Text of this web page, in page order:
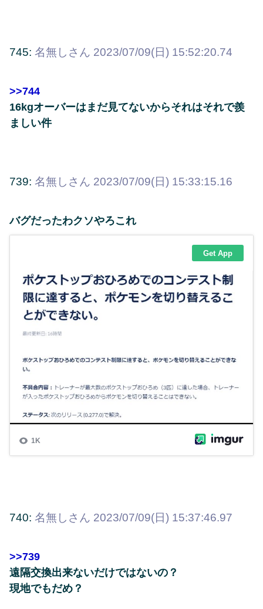
745: 名無しさん 2023/07/09(日) 15:52:20.74
>>744
16kgオーバーはまだ見てないからそれはそれで羨
ましい件
739: 名無しさん 2023/07/09(日) 15:33:15.16
バグだったわクソやろこれ
740: 名無しさん 2023/07/09(日) 15:37:46.97
>>739
遠隔交換出来ないだけではないの？
現地でもだめ？